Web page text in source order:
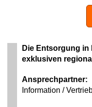
Die Entsorgung in
exklusiven
Ansprechpartner:
Information /